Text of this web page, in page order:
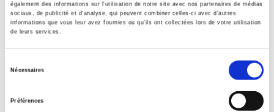
également des informations sur l'utilisation de notre site avec nos partenaires de médias
sociaux, de publicité et d'analyse, qui peuvent combiner celles-ci avec d'autres
informations que vous leur avez fournies ou qu'ils ont collectées lors de votre utilisation
de leurs services.
Nécessaires
Préférences
Langue
français
Code publique Onix